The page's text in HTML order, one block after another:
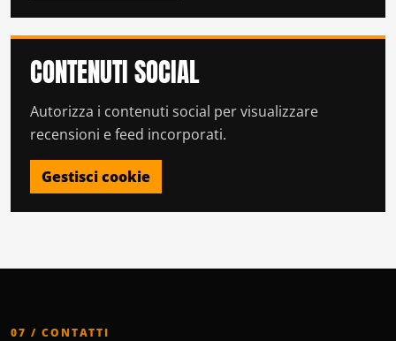
CONTENUTI SOCIAL
Autorizza i contenuti social per visualizzare
recensioni e feed incorporati.
Gestisci cookie
07 / CONTATTI